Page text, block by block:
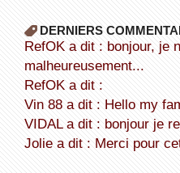
DERNIERS
refOK a dit : bonjour, je ne peux
malheureusement...
refOK a dit :
Vin 88 a dit : Hello my
VIDAL a dit : bonjour je
Jolie a dit : Merci pour